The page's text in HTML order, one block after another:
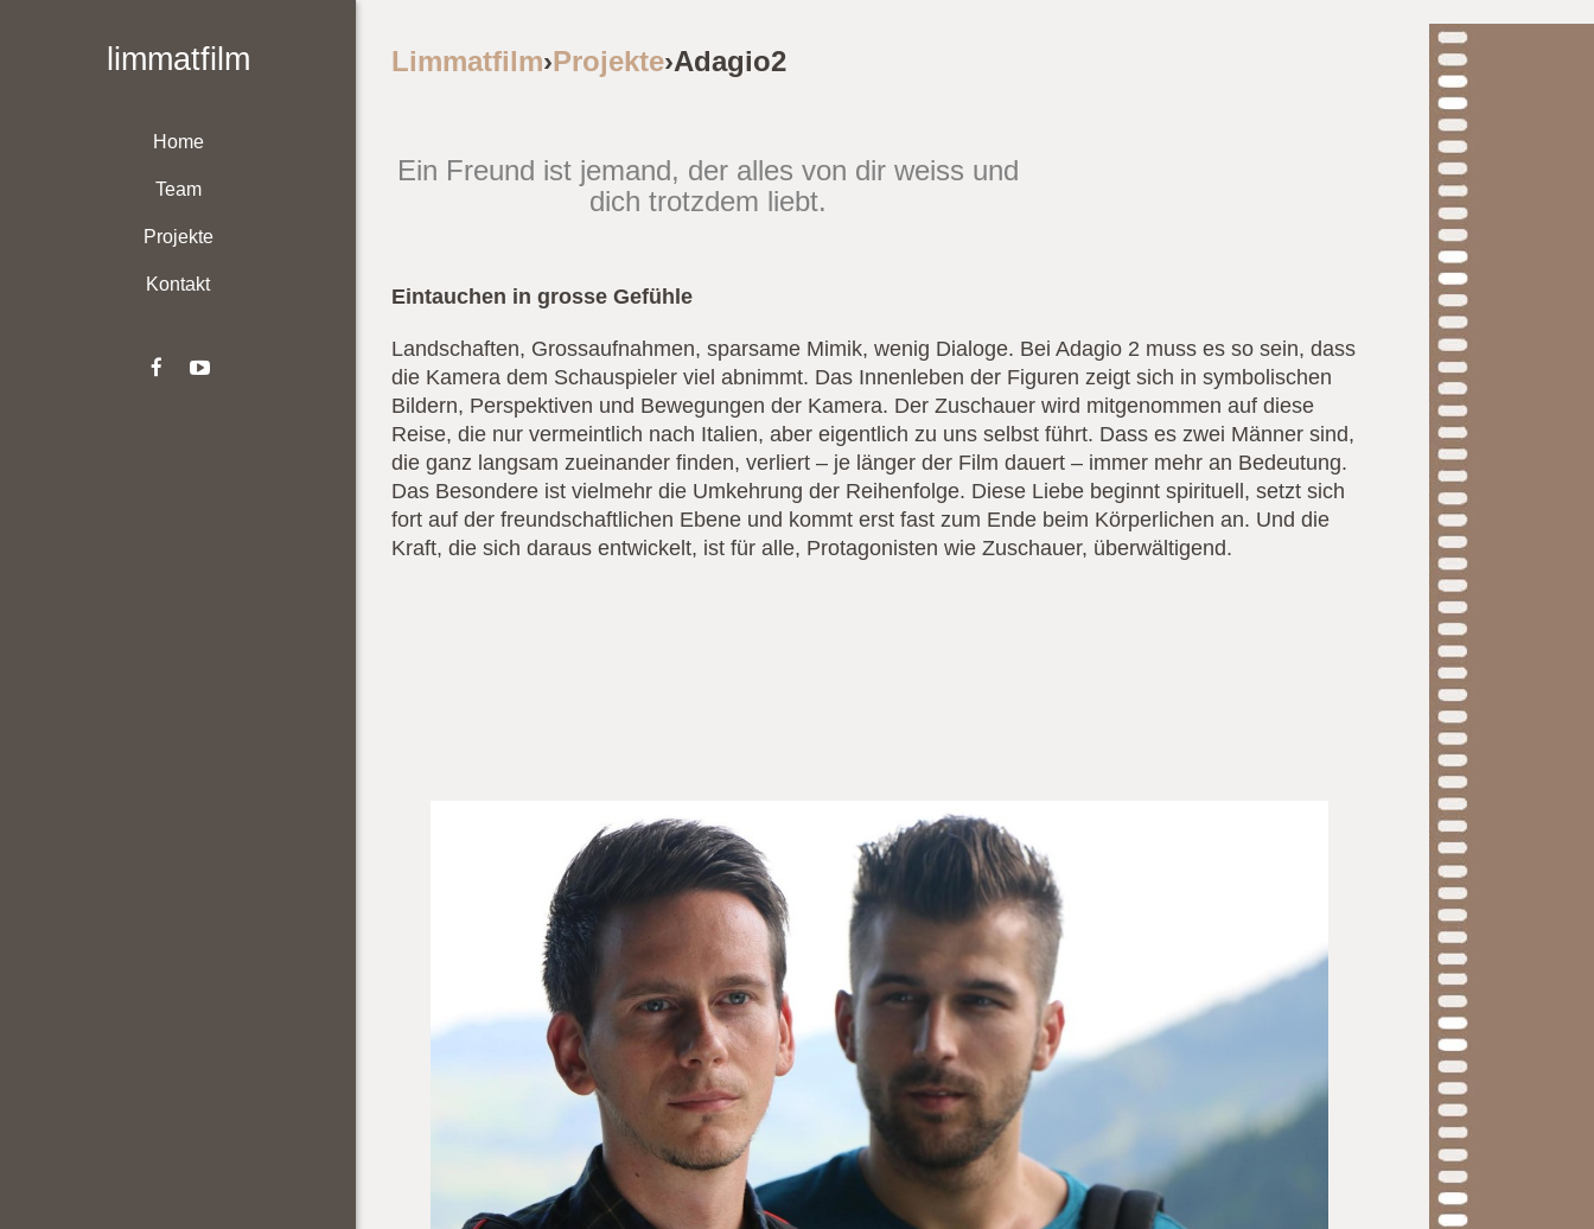
limmatfilm
Home
Team
Projekte
Kontakt
Limmatfilm›Projekte›Adagio2
Ein Freund ist jemand, der alles von dir weiss und
dich trotzdem liebt.
Eintauchen in grosse Gefühle
Landschaften, Grossaufnahmen, sparsame Mimik, wenig Dialoge. Bei Adagio 2 muss es so sein, dass
die Kamera dem Schauspieler viel abnimmt. Das Innenleben der Figuren zeigt sich in symbolischen
Bildern, Perspektiven und Bewegungen der Kamera. Der Zuschauer wird mitgenommen auf diese
Reise, die nur vermeintlich nach Italien, aber eigentlich zu uns selbst führt. Dass es zwei Männer sind,
die ganz langsam zueinander finden, verliert – je länger der Film dauert – immer mehr an Bedeutung.
Das Besondere ist vielmehr die Umkehrung der Reihenfolge. Diese Liebe beginnt spirituell, setzt sich
fort auf der freundschaftlichen Ebene und kommt erst fast zum Ende beim Körperlichen an. Und die
Kraft, die sich daraus entwickelt, ist für alle, Protagonisten wie Zuschauer, überwältigend.